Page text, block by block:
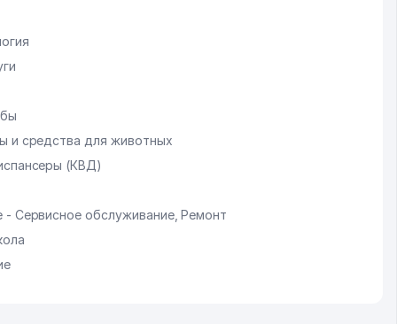
и средства для животных
(КВД)
Сервисное обслуживание, Ремонт